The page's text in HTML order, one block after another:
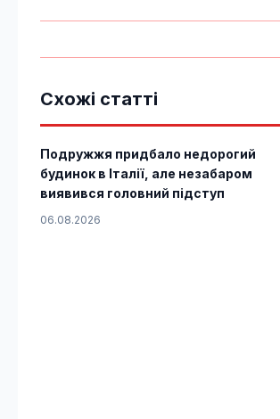
Схожі статті
Подружжя придбало недорогий
будинок в Італії, але незабаром
виявився головний підступ
06.08.2026